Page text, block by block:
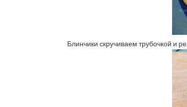
Блинчики скручиваем трубочкой и